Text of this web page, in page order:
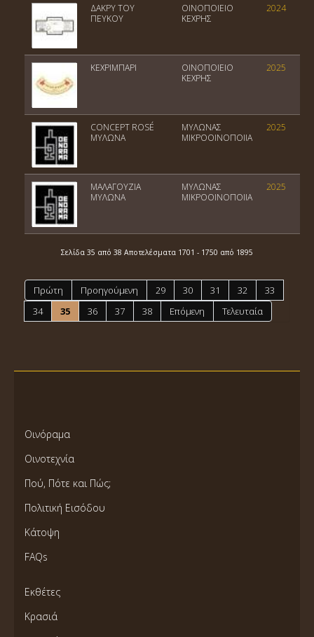
ΔΑΚΡΥ ΤΟΥ
ΠΕΥΚΟΥ
ΟΙΝΟΠΟΙΕΙΟ
ΚΕΧΡΗΣ
2024
ΚΕΧΡΙΜΠΑΡΙ
ΟΙΝΟΠΟΙΕΙΟ
ΚΕΧΡΗΣ
2025
CONCEPT ROSÉ
ΜΥΛΩΝΑ
ΜΥΛΩΝΑΣ
ΜΙΚΡΟΟΙΝΟΠΟΙΙΑ
2025
ΜΑΛΑΓΟΥΖΙΑ
ΜΥΛΩΝΑ
ΜΥΛΩΝΑΣ
ΜΙΚΡΟΟΙΝΟΠΟΙΙΑ
2025
Σελίδα 35 από 38 Αποτελέσματα 1701 - 1750 από 1895
Πρώτη Προηγούμενη 29 30 31 32
33
34
35 36 37 38 Επόμενη Τελευταία
Οινόραμα
Οινοτεχνία
Πού, Πότε και Πώς;
Πολιτική Εισόδου
Κάτοψη
FAQs
Εκθέτες
Κρασιά